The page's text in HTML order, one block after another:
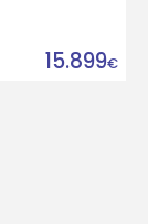
15.899€